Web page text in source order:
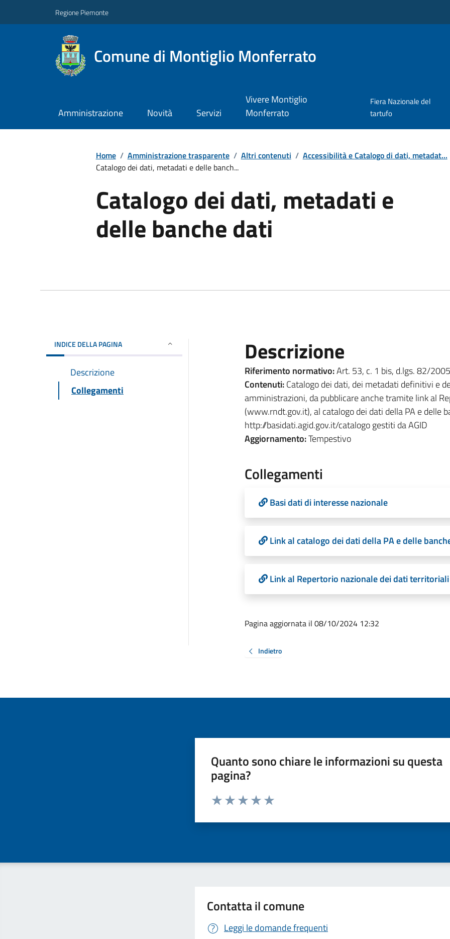
Regione Piemonte
Comune di Montiglio Monferrato
Amministrazione Novità Servizi
Vivere Montiglio
Monferrato
Fiera Nazionale del
tartufo
Home / Amministrazione trasparente / Altri contenuti / Accessibilità e Catalogo di dati, metadat...
Catalogo dei dati, metadati e delle banch...
Catalogo dei dati, metadati e
delle banche dati
INDICE DELLA PAGINA
Descrizione
Collegamenti
Descrizione
Riferimento normativo:Art. 53, c. 1 bis, d.lgs. 82/
Contenuti:Catalogo dei dati, dei metadati definitivi e
amministrazioni, da pubblicare anche tramite link al
(www.rndt.gov.it), al catalogo dei dati della PA e delle
http://basidati.agid.gov.it/catalogo gestiti da AGID
Aggiornamento:Tempestivo
Collegamenti
Basi dati di interesse nazionale
Link al catalogo dei dati della PA e delle
Link al Repertorio nazionale dei dati territoriali
Pagina aggiornata il 08/10/2024 12:32
Indietro
Quanto sono chiare le informazioni su questa
pagina?
Valuta da 1 a 5 stelle la pagina
Contatta il comune
Leggi le domande frequenti